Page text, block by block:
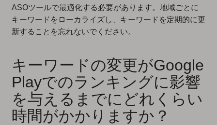
ASOツールで最適化する必要があります。地域ごとに
キーワードをローカライズし、キーワードを定期的に更
新することを忘れないでください。
キーワードの変更がGoogle
Playでのランキングに影響
を与えるまでにどれくらい
時間がかかりますか？